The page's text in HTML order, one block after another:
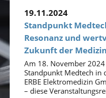
19.11.2024
Standpunkt
Resonanz und
Zukunft der
Am 18. November
Standpunkt Medtech in
ERBE Elektromedizin
– diese